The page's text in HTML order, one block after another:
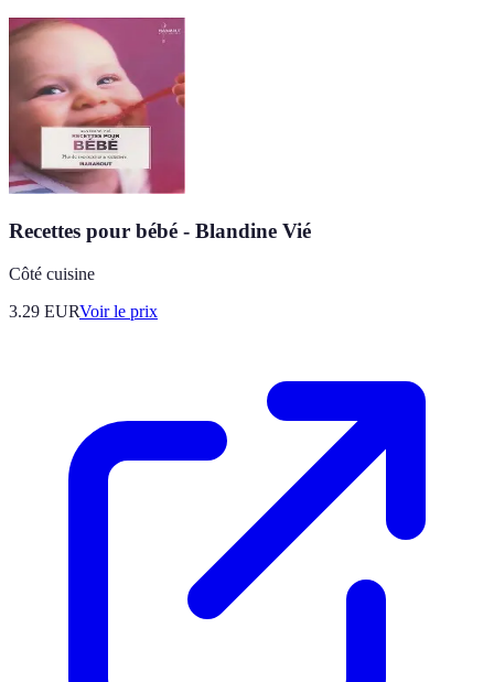
Recettes pour bébé - Blandine Vié
Côté cuisine
3.29 EURVoir le prix